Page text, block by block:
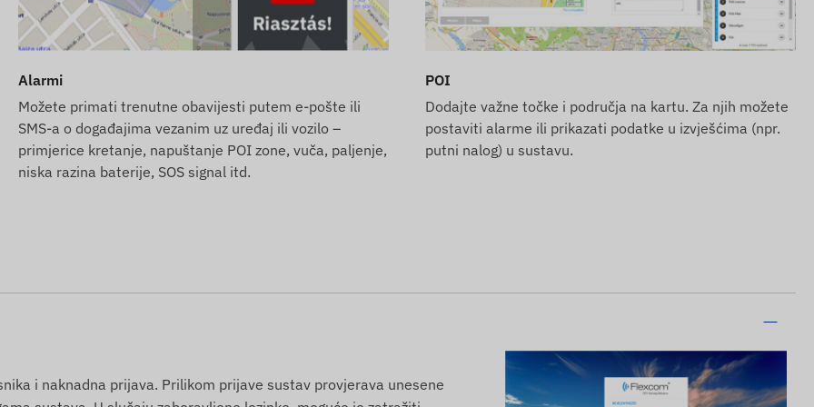
satelitskog pozicioniranja i mrežama mobilnih
te komunikaciju s vlasnikovim telefonom ili
SIM kartice.
regijama:
njegovo kontinuirano održavanje – vi nećete imati
karticu u našoj internetskoj trgovini.
Alarmi
Možete primati trenutne obavijesti putem e-pošte ili
SMS-a o događajima vezanim uz uređaj ili vozilo –
primjerice kretanje, napuštanje POI zone, vuča, paljenje,
niska razina baterije, SOS signal itd.
POI
Dodajte važne točke i područja na kartu. Za njih možete
postaviti alarme ili prikazati podatke u izvješćima (npr.
putni nalog) u sustavu.
i naknadna prijava. Prilikom prijave sustav provjerava unesene